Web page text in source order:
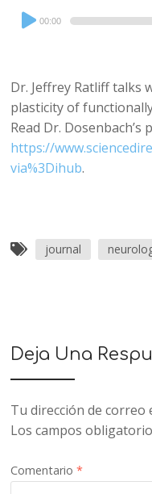
Audio
Player
00:00
Dr. Jeffrey Ratliff talks
plasticity of
Read Dr.
https://
via%3Dihub.
journal
Deja Una
Tu dirección de correo
Los campos
Comentario*